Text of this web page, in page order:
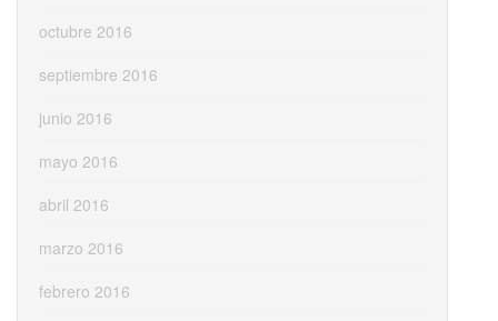
octubre 2016
septiembre 2016
junio 2016
mayo 2016
abril 2016
marzo 2016
febrero 2016